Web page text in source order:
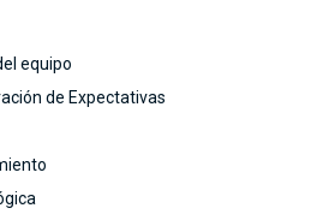
equipo
de Expectativas